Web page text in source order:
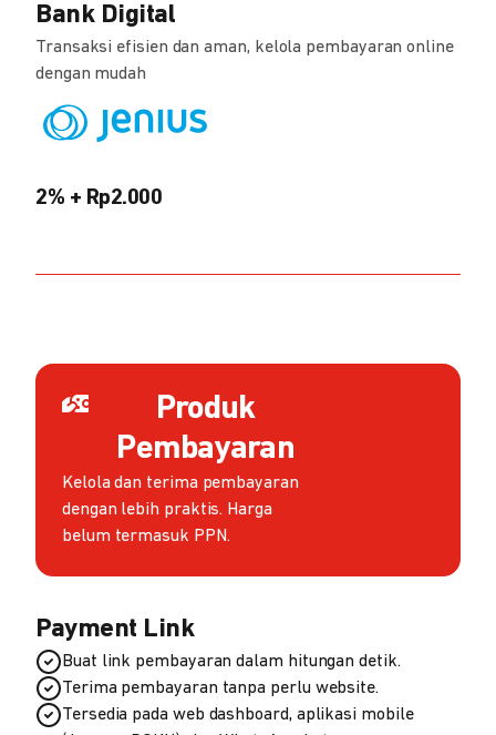
Bank Digital
Transaksi efisien dan aman, kelola pembayaran online
dengan mudah
2% + Rp2.000
Produk
Pembayaran
Kelola dan terima pembayaran
dengan lebih praktis. Harga
belum termasuk PPN.
Payment Link
Buat link pembayaran dalam hitungan detik.
Terima pembayaran tanpa perlu website.
Tersedia pada web dashboard, aplikasi mobile